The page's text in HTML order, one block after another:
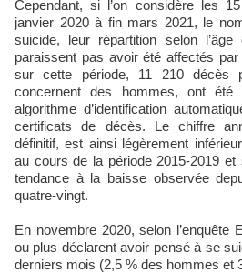
Cependant, si l’on considère les
janvier 2020 à fin mars 2021, le
suicide, leur répartition selon
paraissent pas avoir été affectés
sur cette période, 11 210 décès
concernent des hommes, ont
algorithme d’identification
certificats de décès. Le chiffre
définitif, est ainsi légèrement
au cours de la période 2015-2019 et
tendance à la baisse observée
quatre-vingt.
En novembre 2020, selon l’enquête
ou plus déclarent avoir pensé à se
derniers mois (2,5 % des hommes et